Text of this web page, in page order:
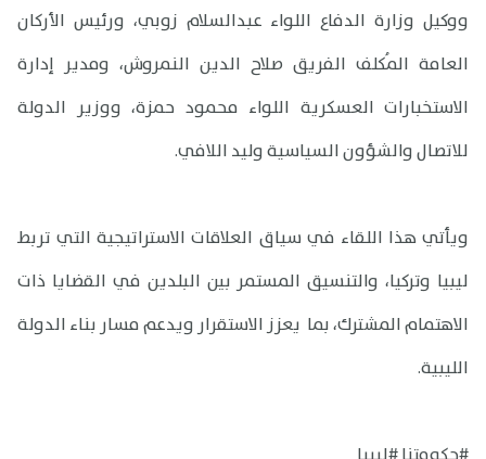
ووكيل وزارة الدفاع اللواء عبدالسلام زوبي، ورئيس الأركان
العامة المُكلف الفريق صلاح الدين النمروش، ومدير إدارة
الاستخبارات العسكرية اللواء محمود حمزة، ووزير الدولة
للاتصال والشؤون السياسية وليد اللافي.
ويأتي هذا اللقاء في سياق العلاقات الاستراتيجية التي تربط
ليبيا وتركيا، والتنسيق المستمر بين البلدين في القضايا ذات
الاهتمام المشترك، بما يعزز الاستقرار ويدعم مسار بناء الدولة
الليبية.